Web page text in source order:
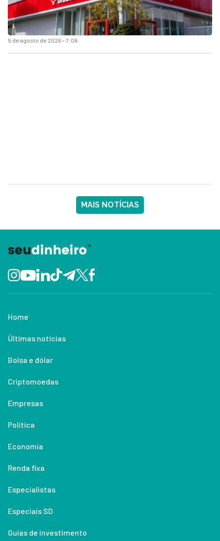
5 de agosto de 2026 - 7:08
MAIS NOTÍCIAS
Home
Últimas notícias
Bolsa e dólar
Criptomoedas
Empresas
Política
Economia
Renda fixa
Especialistas
Especiais SD
Guias de investimento